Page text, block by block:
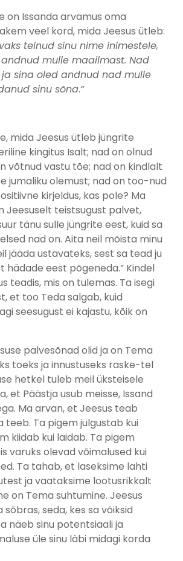
on Issanda arvamus oma
veel kord, mida Jeesus ütleb:
teinud sinu nime inimestele,
mulle maailmast. Nad
sina oled andnud nad mulle
sinu sõna.“
mida Jeesus ütleb jüngrite
kingitus Isalt; nad on olnud
võtnud vastu tõe; nad on kindlalt
jumaliku olemust; nad on too-nud
kirjeldus, kas pole? Ma
Jeesuselt teistsugust palvet,
tänu sulle jüngrite eest, kuid sa
nad on. Aita neil mõista minu
jääda ustavateks, sest sa tead ju
hädade eest põgeneda.” Kindel
teadis, mis on tulemas. Ta isegi
et too Teda salgab, kuid
seesugust ei kajastu, kõik on
palvesõnad olid ja on Tema
toeks ja innustuseks raske-tel
hetkel tuleb meil üksteisele
et Päästja usub meisse, Issand
Ma arvan, et Jeesus teab
teeb. Ta pigem julgustab kui
kiidab kui laidab. Ta pigem
varuks olevad võimalused kui
Ta tahab, et laseksime lahti
ja vaataksime lootusrikkalt
on Tema suhtumine. Jeesus
sõbras, seda, kes sa võiksid
näeb sinu potentsiaali ja
üle sinu läbi midagi korda